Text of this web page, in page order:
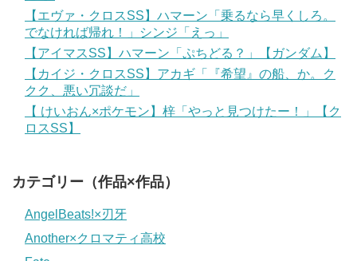
【エヴァ・クロスSS】ハマーン「乗るなら早くしろ。
でなければ帰れ！」シンジ「えっ」
【アイマスSS】ハマーン「ぷちどる？」【ガンダム】
【カイジ・クロスSS】アカギ「『希望』の船、か。ク
クク、悪い冗談だ」
【 けいおん×ポケモン】梓「やっと見つけたー！」【ク
ロスSS】
カテゴリー（作品×作品）
AngelBeats!×刃牙
Another×クロマティ高校